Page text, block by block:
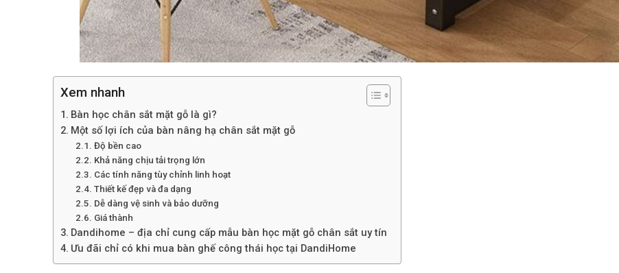
Xem nhanh
Bàn học chân sắt mặt gỗ là gì?
Một số lợi ích của bàn nâng hạ chân sắt mặt gỗ
Độ bền cao
Khả năng chịu tải trọng lớn
Các tính năng tùy chỉnh linh hoạt
Thiết kế đẹp và đa dạng
Dễ dàng vệ sinh và bảo dưỡng
Giá thành
Dandihome – địa chỉ cung cấp mẫu bàn học mặt gỗ chân sắt uy tín
Ưu đãi chỉ có khi mua bàn ghế công thái học tại DandiHome